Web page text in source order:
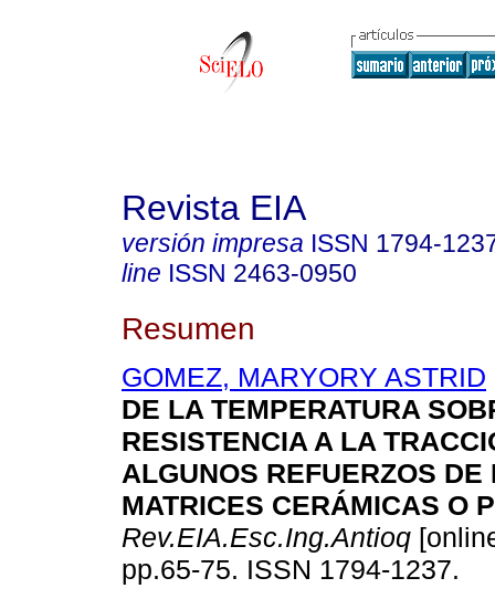
Revista EIA
versión impresa ISSN 1794-
line ISSN 2463-0950
Resumen
GOMEZ, MARYORY ASTRID
DE LA TEMPERATURA
RESISTENCIA A LA
ALGUNOS REFUERZOS DE
MATRICES CERÁMICAS O
Rev.EIA.Esc.Ing.Antioq
pp.65-75. ISSN 1794-1237.